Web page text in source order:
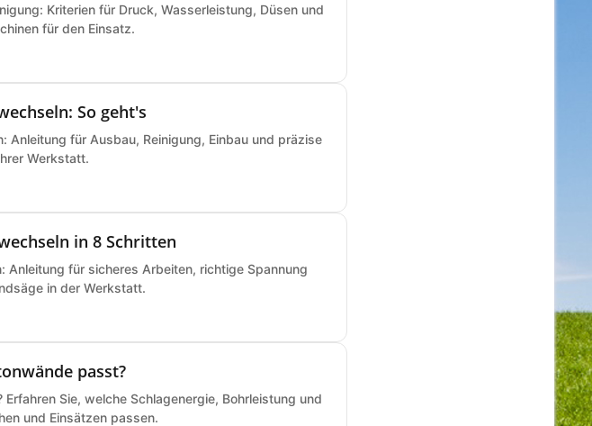
Kriterien für Druck, Wasserleistung, Düsen und
für den Einsatz.
So geht's
für Ausbau, Reinigung, Einbau und präzise
Werkstatt.
in 8 Schritten
für sicheres Arbeiten, richtige Spannung
in der Werkstatt.
passt?
Sie, welche Schlagenergie, Bohrleistung und
und Einsätzen passen.